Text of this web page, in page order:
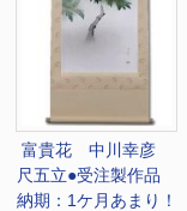
富貴花 中川幸彦
尺五立●受注製作品
納期：1ケ月あまり！